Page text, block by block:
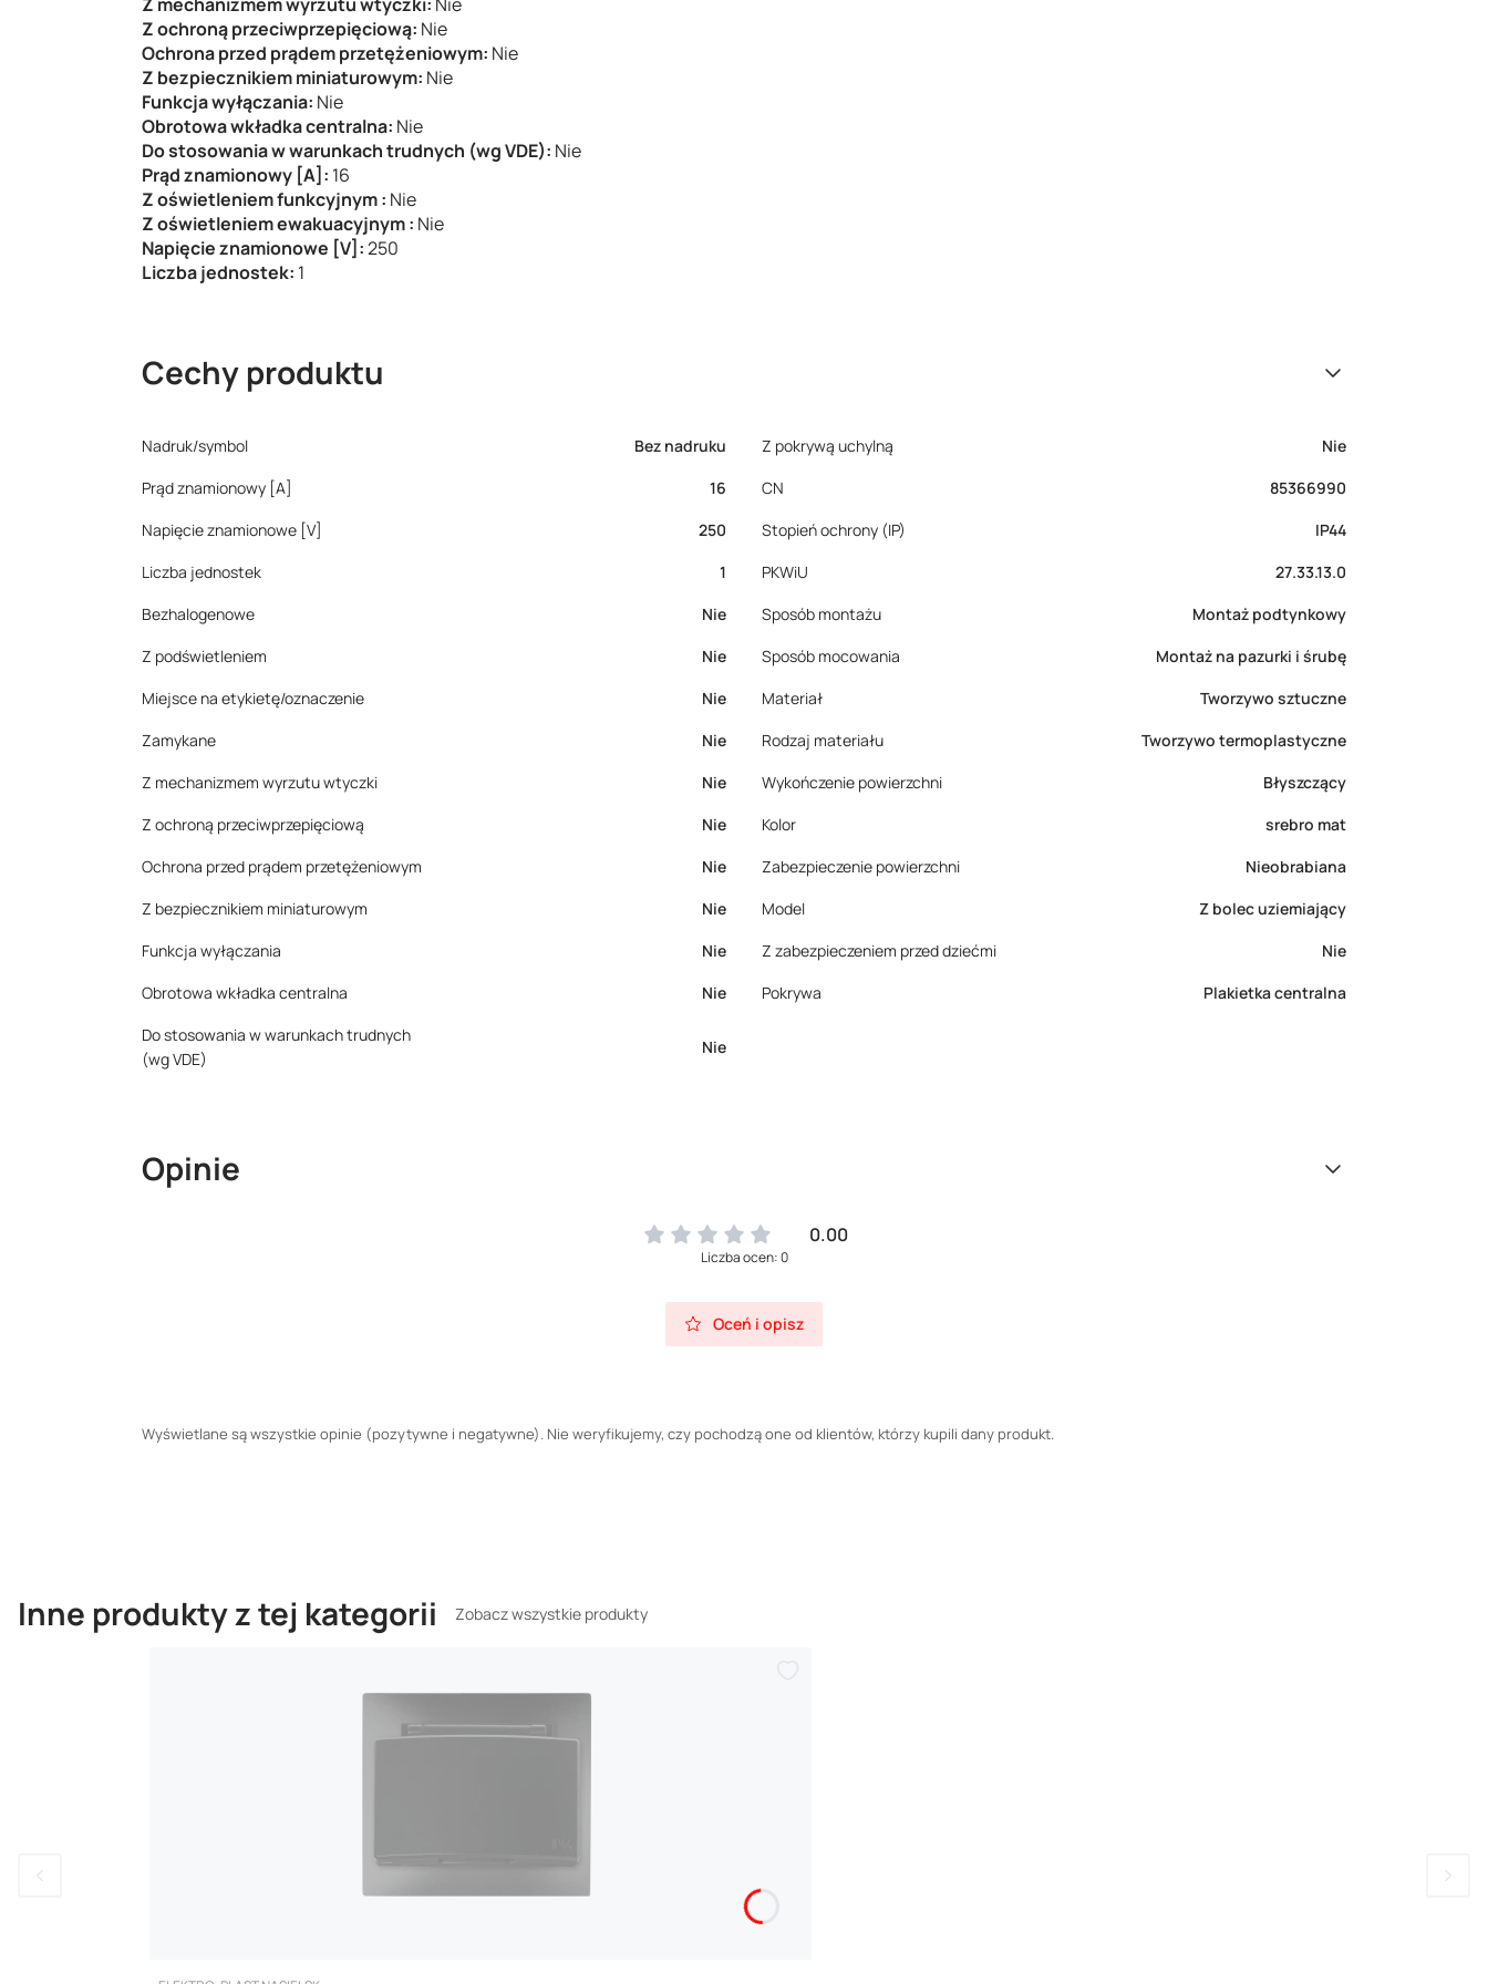
Z ochroną przeciwprzepięciową: Nie
Ochrona przed prądem przetężeniowym: Nie
Z bezpiecznikiem miniaturowym: Nie
Funkcja wyłączania: Nie
Obrotowa wkładka centralna: Nie
Do stosowania w warunkach trudnych (wg VDE): Nie
Prąd znamionowy [A]: 16
Z oświetleniem funkcyjnym : Nie
Z oświetleniem ewakuacyjnym : Nie
Napięcie znamionowe [V]:250
Liczba jednostek: 1
Cechy produktu
Nadruk/symbol Bez nadruku Z pokrywą uchylną
Nie
Prąd znamionowy [A]
16 CN
85366990
Napięcie znamionowe [V]
250 Stopień ochrony (IP)
IP44
Liczba jednostek
1 PKWiU
27.33.13.0
Bezhalogenowe
Nie Sposób montażu
Montaż podtynkowy
Z podświetleniem
Nie Sposób mocowania
Montaż na pazurki i śrubę
Miejsce na etykietę/oznaczenie
Nie Materiał
Tworzywo sztuczne
Zamykane
Nie Rodzaj materiału
Tworzywo termoplastyczne
Z mechanizmem wyrzutu wtyczki
Nie Wykończenie powierzchni
Błyszczący
Z ochroną przeciwprzepięciową
Nie Kolor
srebro mat
Ochrona przed prądem przetężeniowym
Nie Zabezpieczenie powierzchni
Nieobrabiana
Z bezpiecznikiem miniaturowym
Nie Model
Z bolec uziemiający
Funkcja wyłączania
Nie Z zabezpieczeniem przed dziećmi
Nie
Obrotowa wkładka centralna
Nie Pokrywa
Plakietka centralna
Do stosowania w warunkach trudnych
(wg VDE)
Nie
Opinie
0.00
Liczba ocen: 0
Oceń i opisz
Wyświetlane są wszystkie opinie (pozytywne i negatywne). Nie weryfikujemy, czy pochodzą one od klientów, którzy kupili dany produkt.
Inne produkty z tej kategorii Zobacz wszystkie produkty